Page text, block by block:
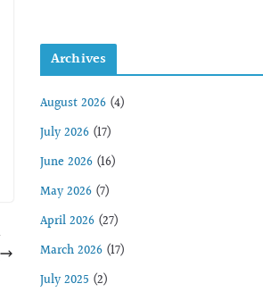
Archives
August 2026 (4)
July 2026 (17)
June 2026 (16)
May 2026 (7)
April 2026 (27)
March 2026 (17)
July 2025 (2)